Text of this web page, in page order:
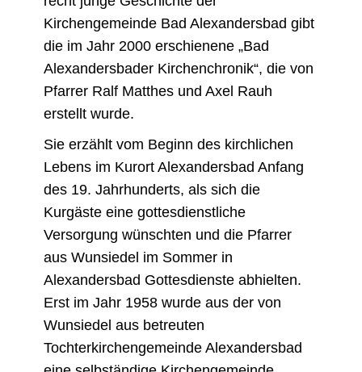
Kirchengemeinde Bad Alexandersbad gibt
die im Jahr 2000 erschienene „Bad
Alexandersbader Kirchenchronik“, die von
Pfarrer Ralf Matthes und Axel Rauh
erstellt wurde.
Sie erzählt vom Beginn des kirchlichen
Lebens im Kurort Alexandersbad Anfang
des 19. Jahrhunderts, als sich die
Kurgäste eine gottesdienstliche
Versorgung wünschten und die Pfarrer
aus Wunsiedel im Sommer in
Alexandersbad Gottesdienste abhielten.
Erst im Jahr 1958 wurde aus der von
Wunsiedel aus betreuten
Tochterkirchengemeinde Alexandersbad